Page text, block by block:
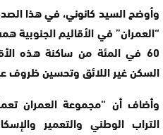
وأوضح السيد كانوني، في هذا
60 في المئة من ساكنة هذه
السكن غير اللائق وتحسين ظروف
وأضاف أن “مجموعة العمران
التراب الوطني والتعمير